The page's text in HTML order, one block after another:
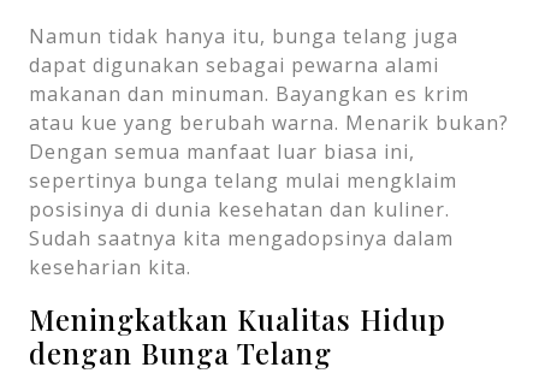
Namun tidak hanya itu, bunga telang juga
dapat digunakan sebagai pewarna alami
makanan dan minuman. Bayangkan es krim
atau kue yang berubah warna. Menarik bukan?
Dengan semua manfaat luar biasa ini,
sepertinya bunga telang mulai mengklaim
posisinya di dunia kesehatan dan kuliner.
Sudah saatnya kita mengadopsinya dalam
keseharian kita.
Meningkatkan Kualitas Hidup
dengan Bunga Telang